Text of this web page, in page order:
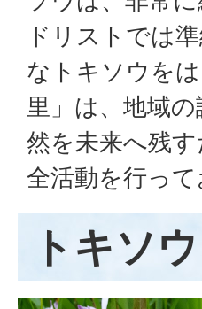
ドリストでは
なトキソウを
里」は、地域
然を未来へ残
全活動を行って
トキソ